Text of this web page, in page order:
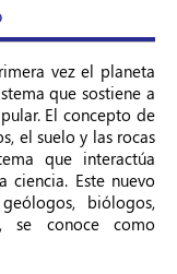
vez el planeta
que sostiene a
El concepto de
el suelo y las rocas
que interactúa
ciencia. Este nuevo
biólogos,
se conoce como